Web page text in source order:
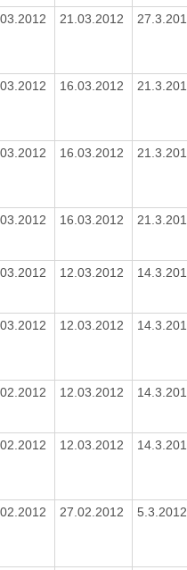
21.03.2012
16.03.2012
16.03.2012
16.03.2012
12.03.2012
12.03.2012
12.03.2012
12.03.2012
27.02.2012